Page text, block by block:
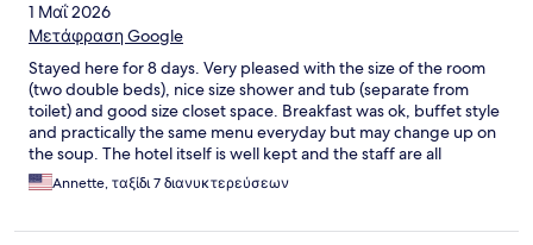
1 Μαΐ 2026
Μετάφραση Google
Stayed here for 8 days. Very pleased with the size of the room
(two double beds), nice size shower and tub (separate from
toilet) and good size closet space. Breakfast was ok, buffet style
and practically the same menu everyday but may change up on
the soup. The hotel itself is well kept and the staff are all
wonderful and very welcoming from front desk, to
housekeeping to breakfast staff and concierge.
Annette, ταξίδι 7 διανυκτερεύσεων